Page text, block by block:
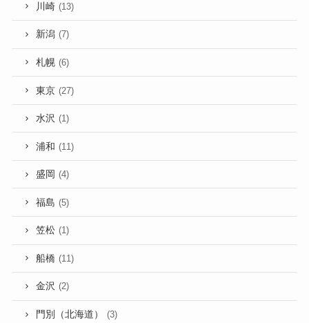
川崎 (13)
新潟 (7)
札幌 (6)
東京 (27)
水沢 (1)
浦和 (11)
盛岡 (4)
福島 (5)
笠松 (1)
船橋 (11)
金沢 (2)
門別（北海道） (3)